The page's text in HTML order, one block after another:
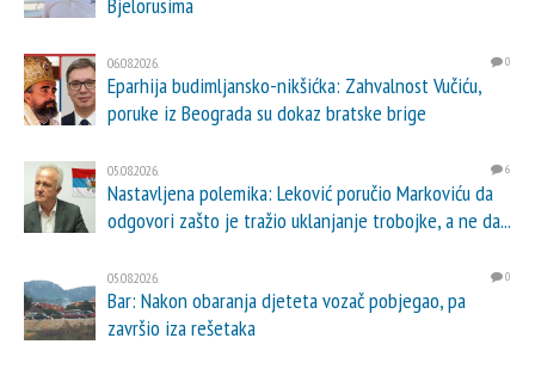
06.08.2026. 0
Eparhija budimljansko-nikšićka: Zahvalnost Vučiću,
poruke iz Beograda su dokaz bratske brige
05.08.2026. 6
Nastavljena polemika: Leković poručio Markoviću da
odgovori zašto je tražio uklanjanje trobojke, a ne da...
05.08.2026. 0
Bar: Nakon obaranja djeteta vozač pobjegao, pa
završio iza rešetaka